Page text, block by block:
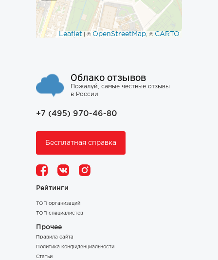
Leaflet | © OpenStreetMap, © CARTO
Облако отзывов
Пожалуй, самые честные отзывы
в России
+7 (495) 970-46-80
Бесплатная справка
Рейтинги
ТОП организаций
ТОП специалистов
Прочее
Правила сайта
Политика конфиденциальности
Статьи